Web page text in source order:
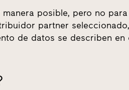
posible, pero no
partner
de datos se describen